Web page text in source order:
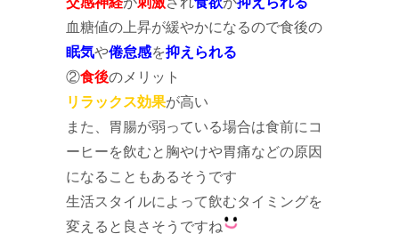
血糖値の上昇が緩やかになるので食後の
眠気や倦怠感を抑えられる
②食後のメリット
リラックス効果が高い
また、胃腸が弱っている場合は食前にコ
ーヒーを飲むと胸やけや胃痛などの原因
になることもあるそうです
生活スタイルによって飲むタイミングを
変えると良さそうですね